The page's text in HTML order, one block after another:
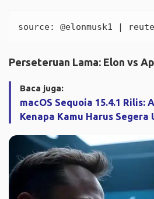
source: @elonmusk1
Perseteruan Lama: Elon vs
Baca juga:
macOS Sequoia 15.4.1 Rilis:
Kenapa Kamu Harus Segera